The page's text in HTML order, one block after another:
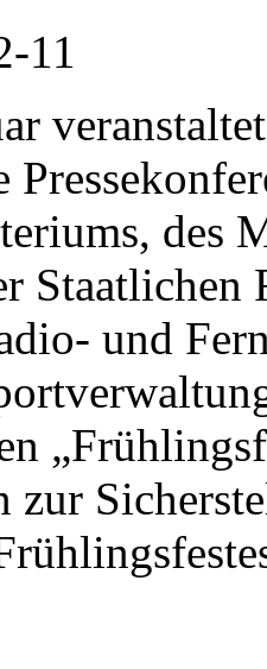
11
des
Staatlichen
und
zur